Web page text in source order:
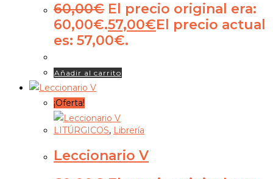
60,00€ El precio original era:
60,00€.57,00€El precio actual
es: 57,00€.
Añadir al carrito
¡Oferta!
LITÚRGICOS, Librería
Leccionario V